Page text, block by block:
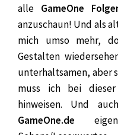
alle GameOne
anzuschaun! Und als
mich umso mehr,
Gestalten
unterhaltsamen, aber
muss ich bei dieser
hinweisen. Und
GameOne.de